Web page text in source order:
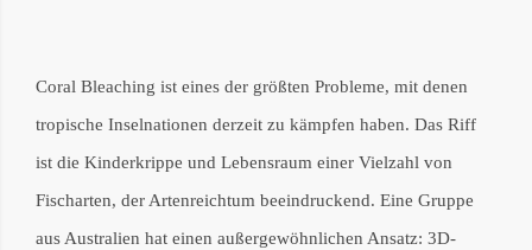
Coral Bleaching ist eines der größten Probleme, mit denen
tropische Inselnationen derzeit zu kämpfen haben. Das Riff
ist die Kinderkrippe und Lebensraum einer Vielzahl von
Fischarten, der Artenreichtum beeindruckend. Eine Gruppe
aus Australien hat einen außergewöhnlichen Ansatz: 3D-